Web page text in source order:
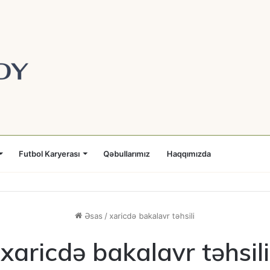
Futbol Karyerası Qəbullarımız Haqqımızda
Əsas / xaricdə bakalavr təhsili
xaricdə bakalavr təhsili